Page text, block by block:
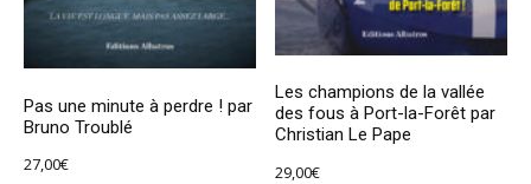
Pas une minute à perdre ! par
Bruno Troublé
27,00€
Les champions de la vallée
des fous à Port-la-Forêt par
Christian Le Pape
29,00€